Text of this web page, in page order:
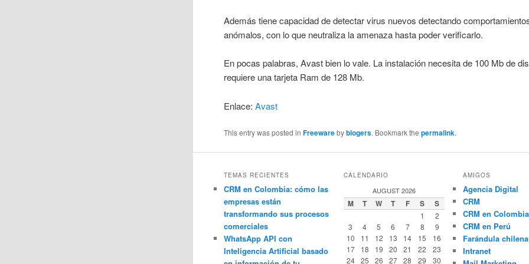
Además tiene capacidad de detectar virus nuevos detectando
anómalos, con lo que neutraliza la amenaza hasta poder verificarlo.
En pocas palabras, Avast bien lo vale. La instalación necesita de 100 Mb de
requiere una tarjeta Ram de 128 Mb.
Enlace:Avast
This entry was posted inFreewarebyblogers. Bookmark thepermalink.
TEMAS RECIENTES
CRM en Colombia: cómo las
empresas están
transformando sus procesos
comerciales
WhatsApp API con
Inteligencia Artificial basado
CALENDARIO
AUGUST 2026
M T W T F S S
1
2
3
4 5 6 7 8
9
10
11 12 13 14 15
16
17
18 19 20 21 22
23
24
25 26 27 28 29 30
AMIGOS
Agencia Digital
CRM
CRM en Colombia
CRM en Perú
Farándula chilena
Intranet